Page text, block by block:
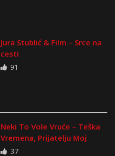
Jura Stublić & Film – Srce na
cesti
91
Neki To Vole Vruće – Teška
Vremena, Prijatelju Moj
37